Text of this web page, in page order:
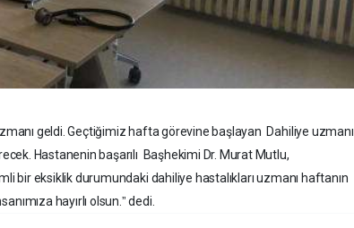
geldi. Geçtiğimiz hafta görevine başlayan Dahiliye uzmanı
Hastanenin başarılı Başhekimi Dr. Murat Mutlu,
bir eksiklik durumundaki dahiliye hastalıkları uzmanı haftanın
hayırlı olsun.ˮ dedi.